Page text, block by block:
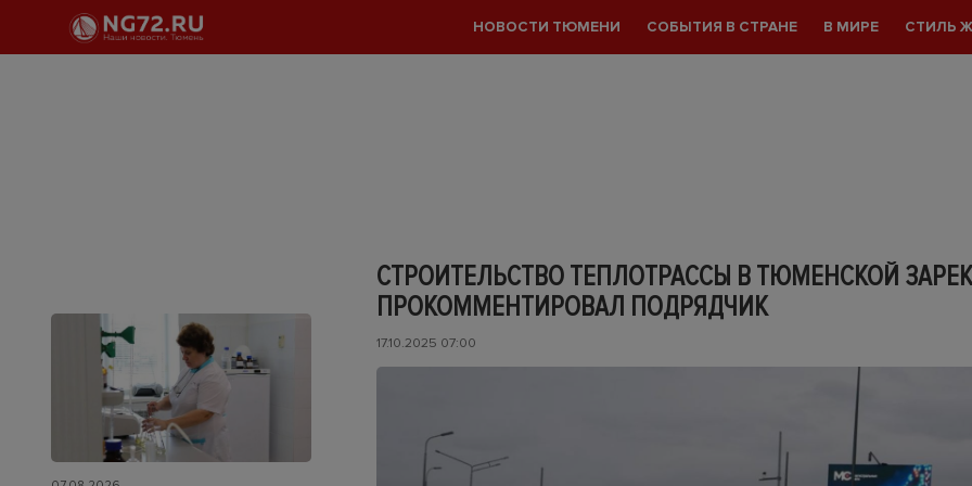
НОВОСТИ ТЮМЕНИ СОБЫТИЯ В СТРАНЕ В МИРЕ СТИЛЬ
СТРОИТЕЛЬСТВО ТЕПЛОТРАССЫ В ТЮМЕНСКОЙ
ПРОКОММЕНТИРОВАЛ ПОДРЯДЧИК
17.10.2025 07:00